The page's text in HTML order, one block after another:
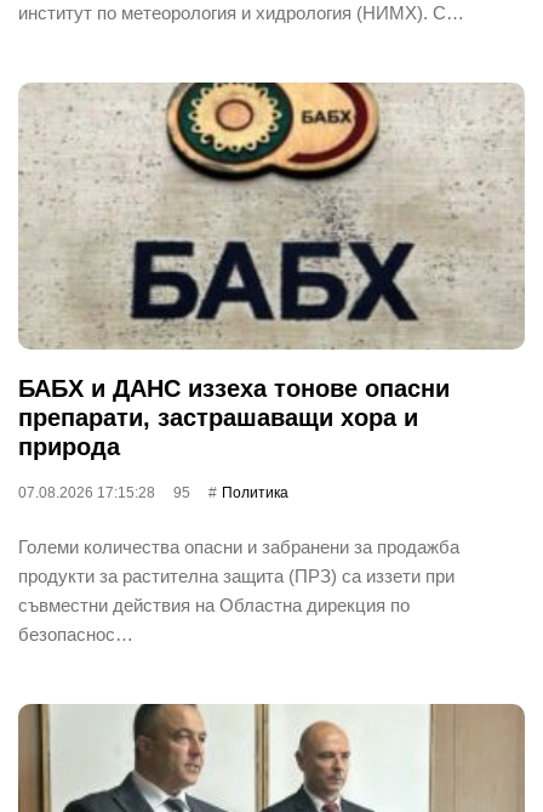
институт по метеорология и хидрология (НИМХ). С…
БАБХ и ДАНС иззеха тонове опасни
препарати, застрашаващи хора и
природа
07.08.2026 17:15:28 95 Политика
Големи количества опасни и забранени за продажба
продукти за растителна защита (ПРЗ) са иззети при
съвместни действия на Областна дирекция по
безопаснос…